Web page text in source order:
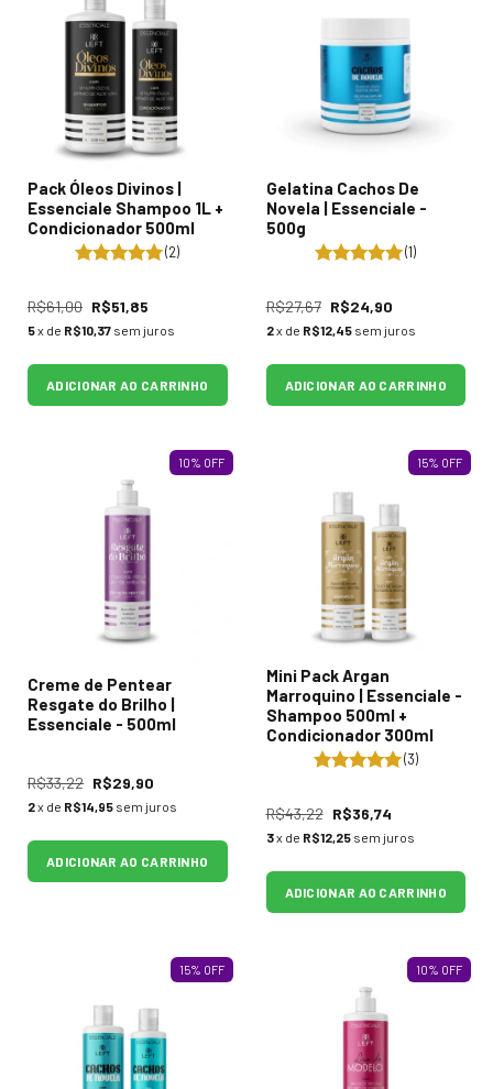
Pack Óleos Divinos |
Essenciale Shampoo 1L +
Condicionador 500ml
(2)
R$61,00 R$51,85
5x de R$10,37 sem juros
ADICIONAR AO CARRINHO
Gelatina Cachos De
Novela | Essenciale -
500g
(1)
R$27,67 R$24,90
2x de R$12,45 sem juros
ADICIONAR AO CARRINHO
10% OFF
Creme de Pentear
Resgate do Brilho |
Essenciale - 500ml
R$33,22 R$29,90
2x de R$14,95 sem juros
ADICIONAR AO CARRINHO
15% OFF
Mini Pack Argan
Marroquino | Essenciale -
Shampoo 500ml +
Condicionador 300ml
(3)
R$43,22 R$36,74
3x de R$12,25 sem juros
ADICIONAR AO CARRINHO
15% OFF 10% OFF